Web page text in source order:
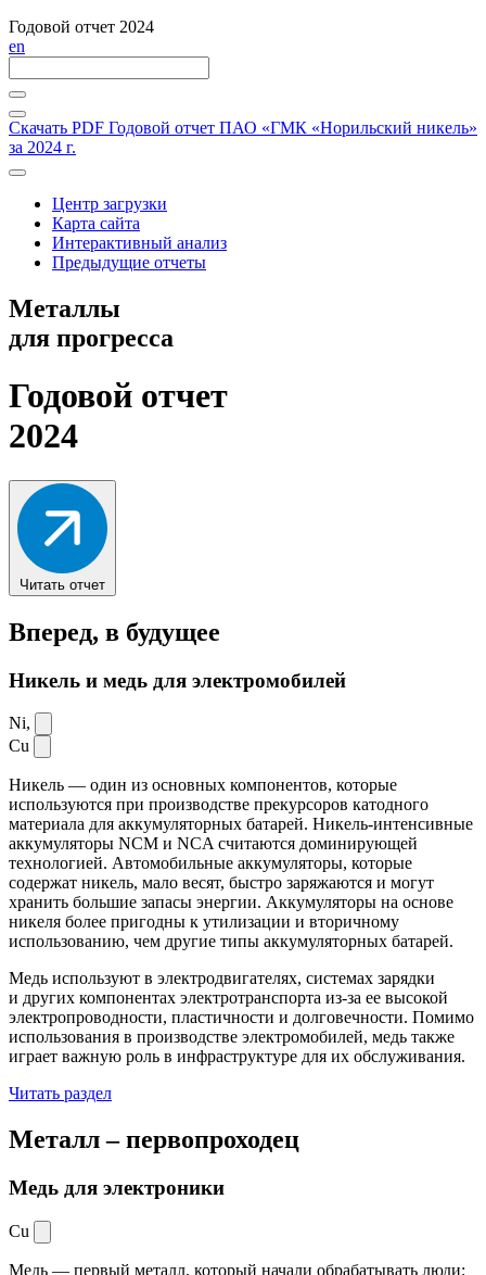
Годовой отчет 2024
en
Скачать PDF Годовой отчет ПАО «ГМК «Норильский никель»
за 2024 г.
Центр загрузки
Карта сайта
Интерактивный анализ
Предыдущие отчеты
Металлы
для прогресса
Годовой отчет
2024
Читать отчет
Вперед, в будущее
Никель и медь для электромобилей
Ni,
Cu
Никель — один из основных компонентов, которые
используются при производстве прекурсоров катодного
материала для аккумуляторных батарей. Никель-интенсивные
аккумуляторы NCM и NCA считаются доминирующей
технологией. Автомобильные аккумуляторы, которые
содержат никель, мало весят, быстро заряжаются и могут
хранить большие запасы энергии. Аккумуляторы на основе
никеля более пригодны к утилизации и вторичному
использованию, чем другие типы аккумуляторных батарей.
Медь используют в электродвигателях, системах зарядки
и других компонентах электротранспорта из-за ее высокой
электропроводности, пластичности и долговечности. Помимо
использования в производстве электромобилей, медь также
играет важную роль в инфраструктуре для их обслуживания.
Читать раздел
Металл –первопроходец
Медь для электроники
Cu
Медь — первый металл, который начали обрабатывать люди: